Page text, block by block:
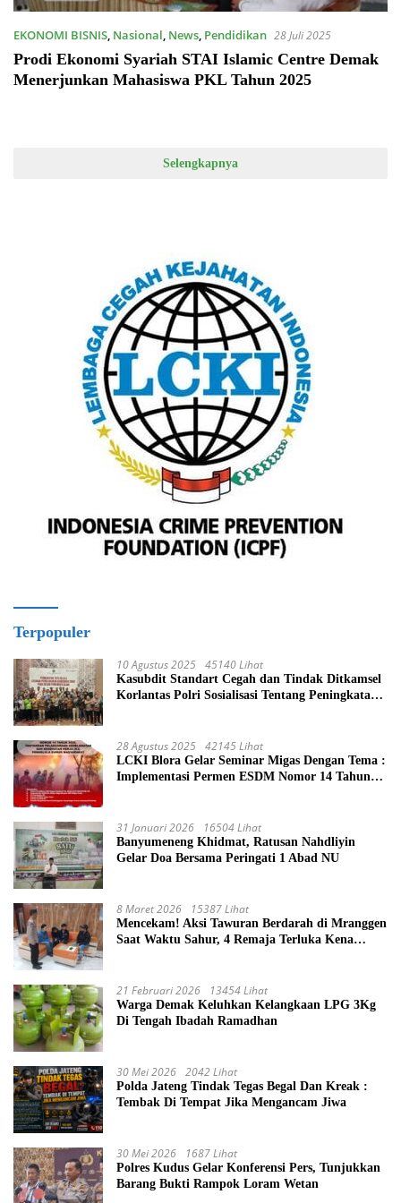
EKONOMI BISNIS, Nasional, News, Pendidikan 28 Juli 2025
Prodi Ekonomi Syariah STAI Islamic Centre Demak
Menerjunkan Mahasiswa PKL Tahun 2025
Selengkapnya
Terpopuler
10 Agustus 2025 45140 Lihat
Kasubdit Standart Cegah dan Tindak Ditkamsel
Korlantas Polri Sosialisasi Tentang Peningkatan
28 Agustus 2025 42145 Lihat
LCKI Blora Gelar Seminar Migas Dengan Tema :
Implementasi Permen ESDM Nomor 14 Tahun
Masyarakat
31 Januari 2026 16504 Lihat
Banyumeneng Khidmat, Ratusan Nahdliyin
Gelar Doa Bersama Peringati 1 Abad NU
8 Maret 2026 15387 Lihat
Mencekam! Aksi Tawuran Berdarah di Mranggen
Saat Waktu Sahur, 4 Remaja Terluka Kena
21 Februari 2026 13454 Lihat
Warga Demak Keluhkan Kelangkaan LPG 3Kg
Di Tengah Ibadah Ramadhan
30 Mei 2026 2042 Lihat
Polda Jateng Tindak Tegas Begal Dan Kreak :
Tembak Di Tempat Jika Mengancam Jiwa
30 Mei 2026 1687 Lihat
Polres Kudus Gelar Konferensi Pers, Tunjukkan
Barang Bukti Rampok Loram Wetan